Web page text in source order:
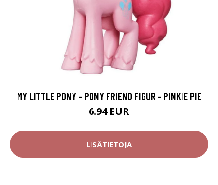
MY LITTLE PONY - PONY FRIEND FIGUR - PINKIE PIE
6.94 EUR
LISÄTIETOJA